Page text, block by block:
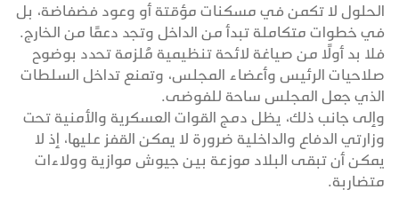
الحلول لا تكمن في مسكنات مؤقتة أو وعود فضفاضة، بل
في خطوات متكاملة تبدأ من الداخل وتجد دعمًا من الخارج.
فلا بد أولًا من صياغة لائحة تنظيمية مُلزمة تحدد بوضوح
صلاحيات الرئيس وأعضاء المجلس، وتمنع تداخل السلطات
الذي جعل المجلس ساحة للفوضى.
وإلى جانب ذلك، يظل دمج القوات العسكرية والأمنية تحت
وزارتي الدفاع والداخلية ضرورة لا يمكن القفز عليها، إذ لا
يمكن أن تبقى البلاد موزعة بين جيوش موازية وولاءات
متضاربة.